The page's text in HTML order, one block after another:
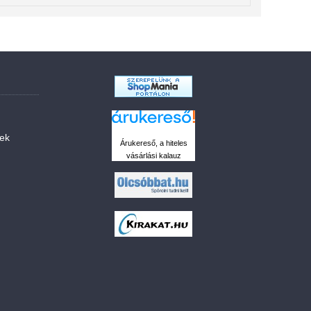
Árukereső, a hiteles
vásárlási kalauz